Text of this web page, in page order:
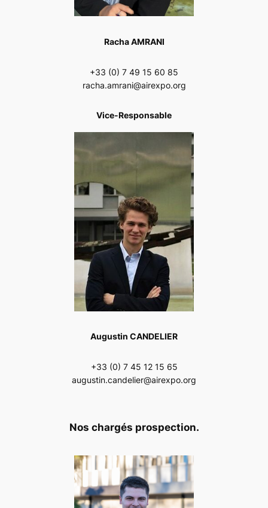
Racha AMRANI
+33 (0) 7 49 15 60 85
racha.amrani@airexpo.org
Vice-Responsable
Augustin CANDELIER
+33 (0) 7 45 12 15 65
augustin.candelier@airexpo.org
Nos chargés prospection.